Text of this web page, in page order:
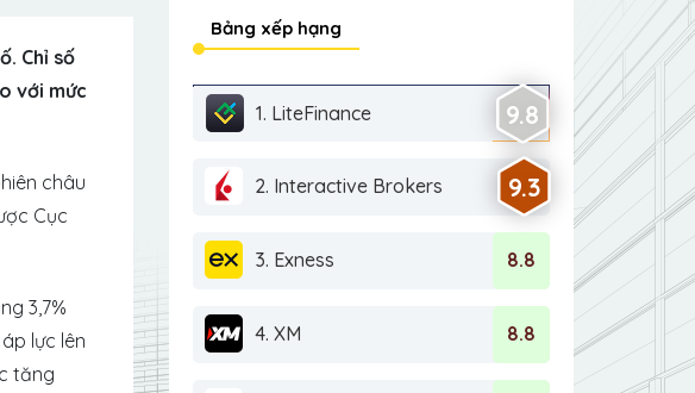
Chỉ số
với mức
châu
Cục
3,7%
lực lên
tăng
Bảng xếp hạng
1. LiteFinance 9.8
2. Interactive Brokers 9.3
3. Exness 8.8
4. XM 8.8